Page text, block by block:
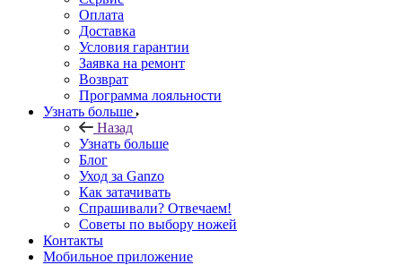
Оплата
Доставка
Условия гарантии
Заявка на ремонт
Возврат
Программа лояльности
Узнать больше
Назад
Узнать больше
Блог
Уход за Ganzo
Как затачивать
Спрашивали? Отвечаем!
Советы по выбору ножей
Контакты
Мобильное приложение